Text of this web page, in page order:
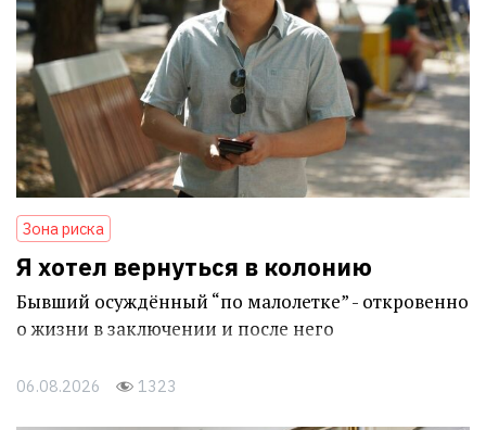
Зона риска
Я хотел вернуться в колонию
Бывший осуждённый “по малолетке” - откровенно
о жизни в заключении и после него
06.08.2026 1323